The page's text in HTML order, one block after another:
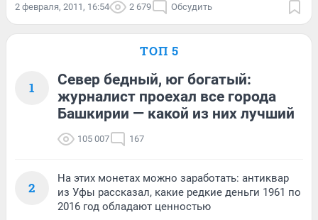
2 февраля, 2011, 16:54 2 679 Обсудить
ТОП 5
1
Север бедный, юг богатый:
журналист проехал все города
Башкирии — какой из них лучший
105 007 167
2
На этих монетах можно заработать: антиквар
из Уфы рассказал, какие редкие деньги 1961 по
2016 год обладают ценностью